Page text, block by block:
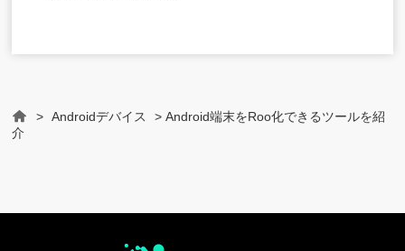
Home
> Androidデバイス
> Android端末をRoo化できるツールを紹
介